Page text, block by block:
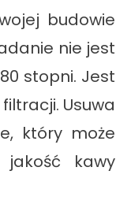
budowie
nie jest
stopni. Jest
Usuwa
który może
jakość kawy